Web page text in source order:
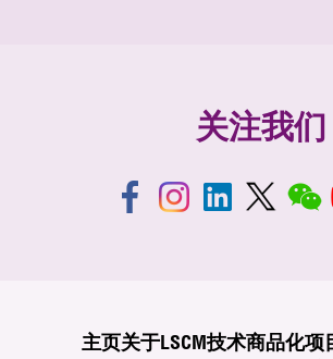
关注我们
主页关于LSCM技术商品化项